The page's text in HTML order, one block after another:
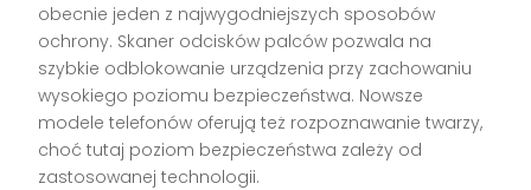
obecnie jeden z najwygodniejszych sposobów
ochrony. Skaner odcisków palców pozwala na
szybkie odblokowanie urządzenia przy zachowaniu
wysokiego poziomu bezpieczeństwa. Nowsze
modele telefonów oferują też rozpoznawanie twarzy,
choć tutaj poziom bezpieczeństwa zależy od
zastosowanej technologii.